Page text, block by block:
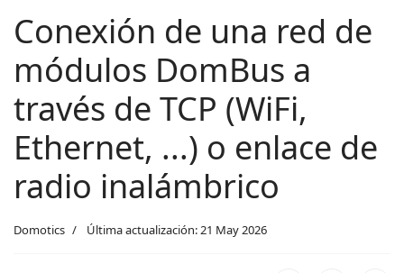
Conexión de una red de
módulos DomBus a
través de TCP (WiFi,
Ethernet, ...) o enlace de
radio inalámbrico
Domotics Última actualización: 21 May 2026